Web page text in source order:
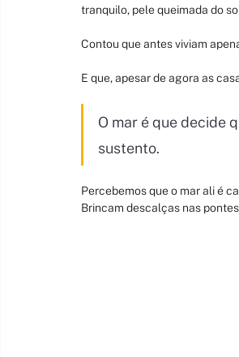
tranquilo, pele queimada do
Contou que antes viviam
E que, apesar de agora as
O mar é que decide
sustento.
Percebemos que o mar ali é
Brincam descalças nas